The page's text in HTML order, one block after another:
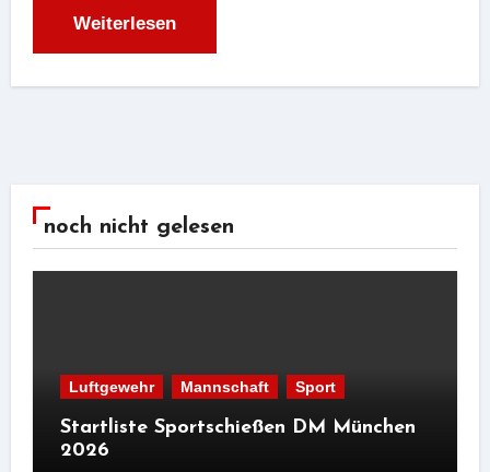
Weiterlesen
noch nicht gelesen
Luftgewehr Mannschaft Sport
Startliste Sportschießen DM München
2026